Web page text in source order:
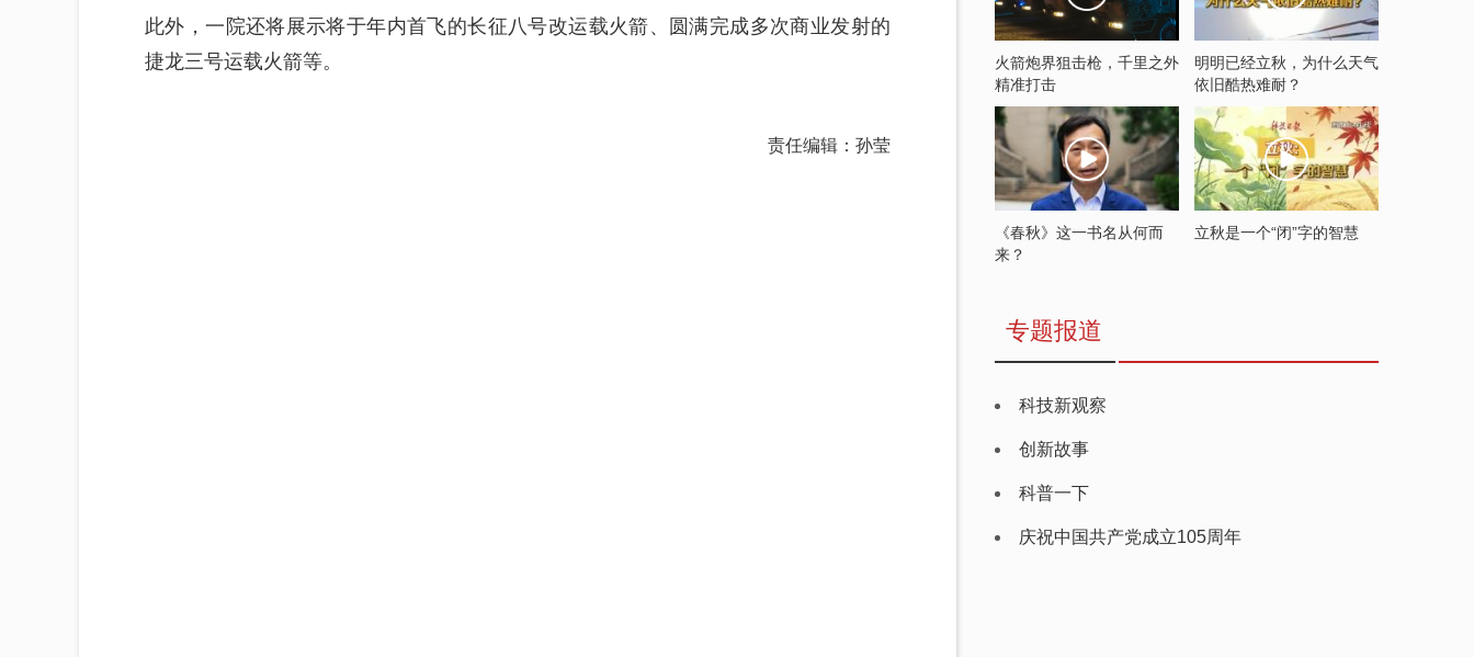
此外，一院还将展示将于年内首飞的长征八号改运载火箭、圆满完成多次商业发射的
捷龙三号运载火箭等。
责任编辑：孙莹
火箭炮界狙击枪，千里之外
精准打击
明明已经立秋，为什么天气
依旧酷热难耐？
《春秋》这一书名从何而
来？
立秋是一个“闭”字的智慧
专题报道
科技新观察
创新故事
科普一下
庆祝中国共产党成立105周年